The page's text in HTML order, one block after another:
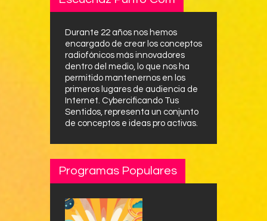
Durante 22 años nos hemos
encargado de crear los conceptos
radiofónicos más innovadores
dentro del medio, lo que nos ha
permitido mantenernos en los
primeros lugares de audiencia de
Internet. Cybercificando Tus
Sentidos, representa un conjunto
de conceptos e ideas pro activas.
Programas Populares